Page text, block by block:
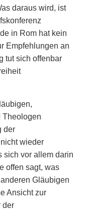
daraus wird, ist
in Rom hat kein
Empfehlungen an
tut sich offenbar
Theologen
der
wieder
sich vor allem darin
offen sagt, was
Gläubigen
Ansicht zur
der